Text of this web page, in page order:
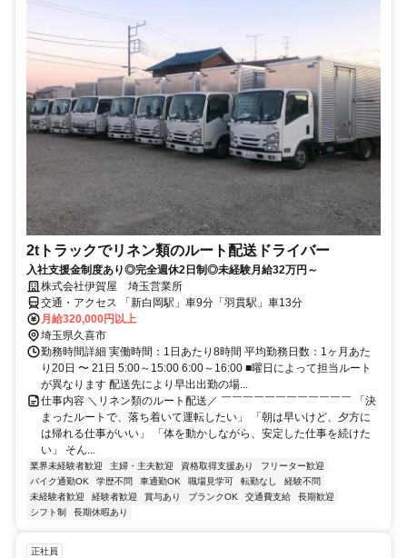
2tトラックでリネン類のルート配送ドライバー
入社支援金制度あり◎完全週休2日制◎未経験月給32万円～
株式会社伊賀屋 埼玉営業所
交通・アクセス 「新白岡駅」車9分「羽貫駅」車13分
月給320,000円以上
埼玉県久喜市
勤務時間詳細 実働時間：1日あたり8時間 平均勤務日数：1ヶ月あた
り20日 〜 21日 5:00～15:00 6:00～16:00 ■曜日によって担当ルート
が異なります 配送先により早出出勤の場...
仕事内容 ＼リネン類のルート配送／ ￣￣￣￣￣￣￣￣￣￣￣￣ 「決
まったルートで、落ち着いて運転したい」 「朝は早いけど、夕方に
は帰れる仕事がいい」 「体を動かしながら、安定した仕事を続けた
い」 そん...
業界未経験者歓迎 主婦・主夫歓迎 資格取得支援あり
フリーター歓迎
バイク通勤OK
学歴不問 車通勤OK 職場見学可 転勤なし
経験不問
未経験者歓迎
経験者歓迎 賞与あり ブランクOK 交通費支給
長期歓迎
シフト制
長期休暇あり
正社員